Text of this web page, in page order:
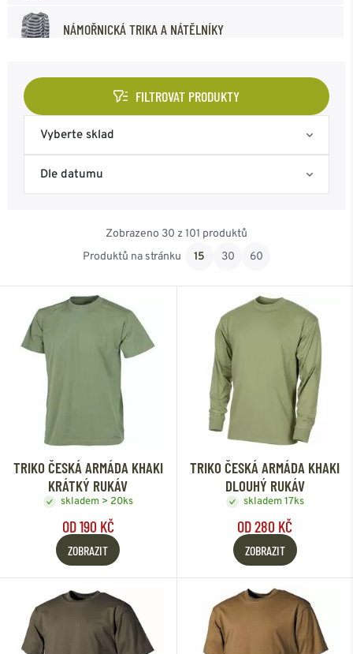
NÁMOŘNICKÁ TRIKA A NÁTĚLNÍKY
NÁTĚLNÍKY
Vyberte sklad
Skladem na eshopu
Skladem Ostrava
Od nejnovějšího
Od nejlevnějšího
Od nejdražšího
Dle datumu
FILTROVAT PRODUKTY
Zobrazeno 30 z 101 produktů
Produktů na stránku
15 30 60
TRIKO ČESKÁ ARMÁDA KHAKI
KRÁTKÝ RUKÁV
skladem > 20ks
OD 190 KČ
ZOBRAZIT
TRIKO ČESKÁ ARMÁDA KHAKI
DLOUHÝ RUKÁV
skladem 17ks
OD 280 KČ
ZOBRAZIT